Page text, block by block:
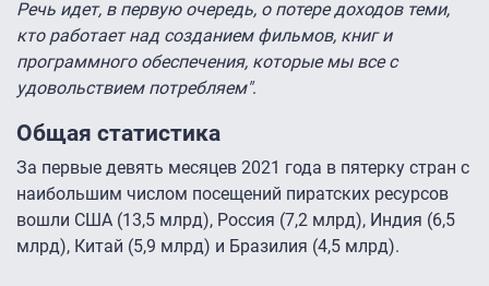
Речь идет, в первую очередь, о потере доходов теми,
кто работает над созданием фильмов, книг и
программного обеспечения, которые мы все c
удовольствием потребляем".
Общая статистика
За первые девять месяцев 2021 года в пятерку стран с
наибольшим числом посещений пиратских ресурсов
вошли США (13,5 млрд), Россия (7,2 млрд), Индия (6,5
млрд), Китай (5,9 млрд) и Бразилия (4,5 млрд).